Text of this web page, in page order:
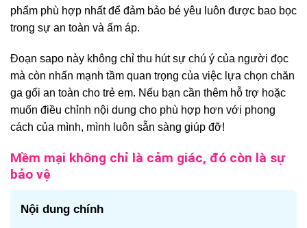
phẩm phù hợp nhất để đảm bảo bé yêu luôn được bao bọc
trong sự an toàn và ấm áp.​
Đoạn sapo này không chỉ thu hút sự chú ý của người đọc
mà còn nhấn mạnh tầm quan trọng của việc lựa chọn chăn
ga gối an toàn cho trẻ em. Nếu bạn cần thêm hỗ trợ hoặc
muốn điều chỉnh nội dung cho phù hợp hơn với phong
cách của mình, mình luôn sẵn sàng giúp đỡ!
Mềm mại không chỉ là cảm giác, đó còn là sự
bảo vệ
Nội dung chính